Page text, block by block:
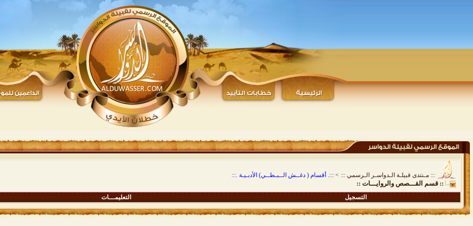
::: مـنتدى قبيلـة الـدواسـر الـرسمي ::: > :::. أقسام ( دغــش الــبـطــي) الأدبـيـة .:::
:: قسم القـــصص والروايـــات ::
التسجيل التعليمـــات